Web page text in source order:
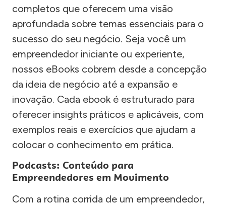
completos que oferecem uma visão
aprofundada sobre temas essenciais para o
sucesso do seu negócio. Seja você um
empreendedor iniciante ou experiente,
nossos eBooks cobrem desde a concepção
da ideia de negócio até a expansão e
inovação. Cada ebook é estruturado para
oferecer insights práticos e aplicáveis, com
exemplos reais e exercícios que ajudam a
colocar o conhecimento em prática.
Podcasts: Conteúdo para
Empreendedores em Movimento
Com a rotina corrida de um empreendedor,